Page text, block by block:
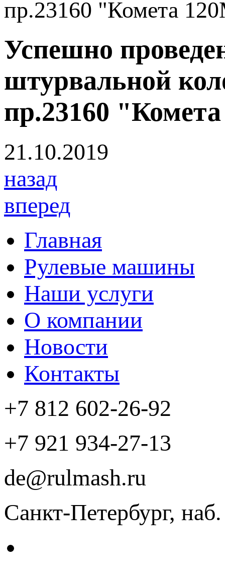
пр.23160 "Комета
Успешно
штурвальной
пр.23160
21.10.2019
назад
вперед
Главная
Рулевые машины
Наши услуги
О компании
Новости
Контакты
+7 812 602-26-92
+7 921 934-27-13
de@rulmash.ru
Санкт-Петербург,